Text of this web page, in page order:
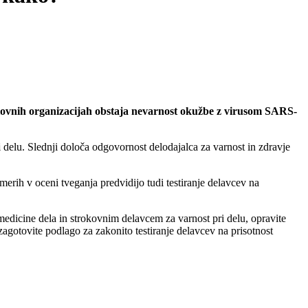
organizacijah obstaja nevarnost okužbe z virusom SARS-
Slednji določa odgovornost delodajalca za varnost in zdravje
v oceni tveganja predvidijo tudi testiranje delavcev na
dela in strokovnim delavcem za varnost pri delu, opravite
podlago za zakonito testiranje delavcev na prisotnost